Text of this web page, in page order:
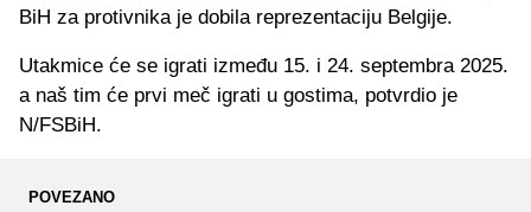
BiH za protivnika je dobila reprezentaciju Belgije.
Utakmice će se igrati između 15. i 24. septembra 2025.
a naš tim će prvi meč igrati u gostima, potvrdio je
N/FSBiH.
POVEZANO